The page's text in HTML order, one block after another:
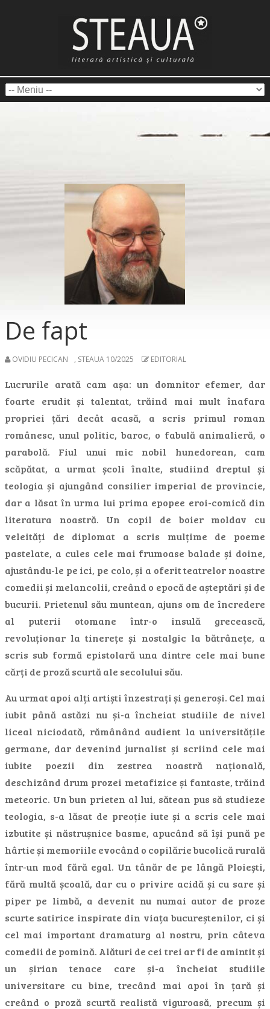
De fapt
OVIDIU PECICAN , STEAUA 10/2025 EDITORIAL
Lucrurile arată cam așa: un domnitor efemer, dar
foarte erudit și talentat, trăind mai mult înafara
propriei țări decât acasă, a scris primul roman
românesc, unul politic, baroc, o fabulă animalieră, o
parabolă. Fiul unui mic nobil hunedorean, cam
scăpătat, a urmat școli înalte, studiind dreptul și
teologia și ajungând consilier imperial de provincie,
dar a lăsat în urma lui prima epopee eroi-comică din
literatura noastră. Un copil de boier moldav cu
veleități de diplomat a scris mulțime de poeme
pastelate, a cules cele mai frumoase balade și doine,
ajustându-le pe ici, pe colo, și a oferit teatrelor noastre
comedii și melancolii, creând o epocă de așteptări și de
bucurii. Prietenul său muntean, ajuns om de încredere
al puterii otomane într-o insulă grecească,
revoluționar la tinerețe și nostalgic la bătrânețe, a
scris sub formă epistolară una dintre cele mai bune
cărți de proză scurtă ale secolului său.
Au urmat apoi alți artiști înzestrați și generoși. Cel mai
iubit până astăzi nu și-a încheiat studiile de nivel
liceal niciodată, rămânând audient la universitățile
germane, dar devenind jurnalist și scriind cele mai
iubite poezii din zestrea noastră națională,
deschizând drum prozei metafizice și fantaste, trăind
meteoric. Un bun prieten al lui, sătean pus să studieze
teologia, s-a lăsat de preoție iute și a scris cele mai
izbutite și năstrușnice basme, apucând să își pună pe
hârtie și memoriile evocând o copilărie bucolică rurală
într-un mod fără egal. Un tânăr de pe lângă Ploiești,
fără multă școală, dar cu o privire acidă și cu sare și
piper pe limbă, a devenit nu numai autor de proze
scurte satirice inspirate din viața bucureștenilor, ci și
cel mai important dramaturg al nostru, prin câteva
comedii de pomină. Alături de cei trei ar fi de amintit și
un șirian tenace care și-a încheiat studiile
universitare cu bine, trecând mai apoi în țară și
creând o proză scurtă realistă viguroasă, precum și